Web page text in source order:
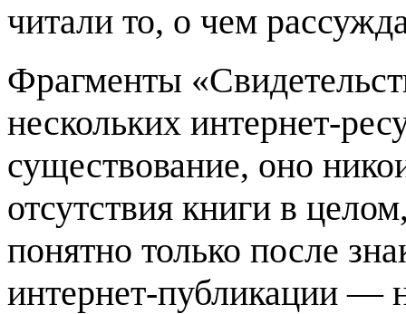
читали то, о чем
Фрагменты
нескольких интернет-
существование, оно
отсутствия книги в
понятно только после
интернет-публикации —